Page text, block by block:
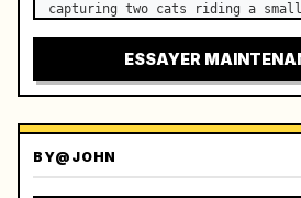
capturing two cats riding a
ESSAYER
BY@JOHN